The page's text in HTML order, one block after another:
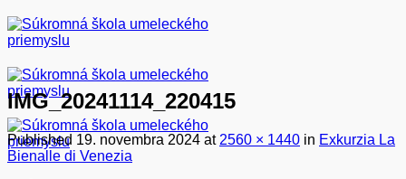
Skip
to
content
IMG_20241114_220415
Published 19. novembra 2024 at 2560 × 1440 in Exkurzia La
Bienalle di Venezia